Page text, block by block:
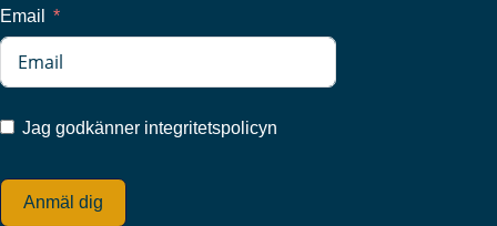
Email
Jag godkänner integritetspolicyn
Anmäl dig